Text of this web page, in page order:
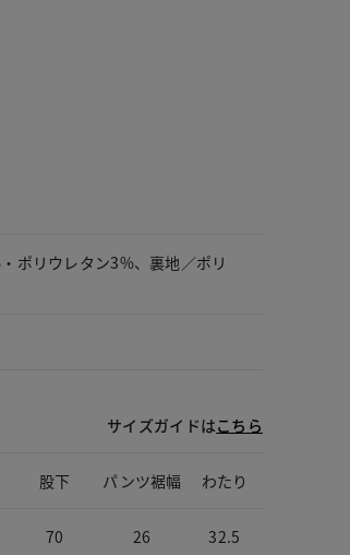
ポリウレタン3%、裏地／ポリ
サイズガイドはこちら
股下 パンツ裾幅 わたり
70 26 32.5